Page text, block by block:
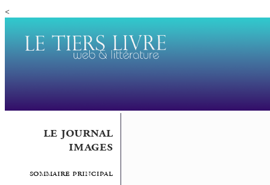
<
le journal
images
sommaire principal